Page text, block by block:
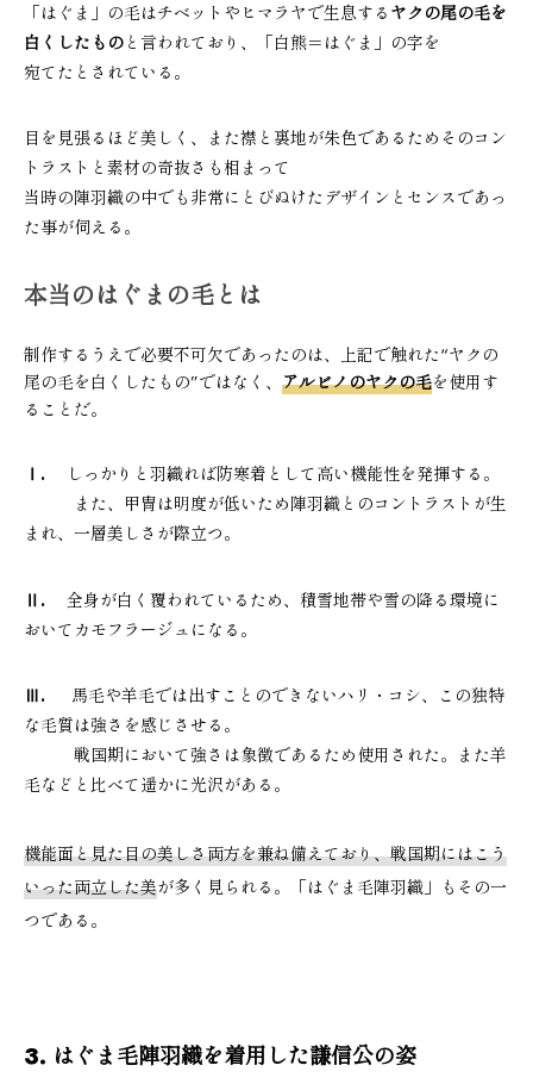
「はぐま」の毛はチベットやヒマラヤで生息する ヤクの尾の毛を
白くしたもの と言われており、「白熊＝はぐま」の字を
宛てたとされている。
目を見張るほど美しく、また襟と裏地が朱色であるためそのコン
トラストと素材の奇抜さも相まって
当時の陣羽織の中でも非常にとびぬけたデザインとセンスであっ
た事が伺える。
本当のはぐまの毛とは
制作するうえで必要不可欠であったのは、上記で触れた“ヤクの
尾の毛を白くしたもの”ではなく、 アルビノのヤクの毛を使用す
ることだ。
Ⅰ. しっかりと羽織れば防寒着として高い機能性を発揮する。
また、甲冑は明度が低いため陣羽織とのコントラストが生
まれ、一層美しさが際立つ。
Ⅱ. 全身が白く覆われているため、積雪地帯や雪の降る環境に
おいてカモフラージュになる。
Ⅲ. 馬毛や羊毛では出すことのできないハリ・コシ、この独特
な毛質は強さを感じさせる。
戦国期において強さは象徴であるため使用された。また羊
毛などと比べて遥かに光沢がある。
機能面と見た目の美しさ両方を兼ね備えており、戦国期にはこう
いった両立した美が多く見られる。「はぐま毛陣羽織」もその一
つである。
3. はぐま毛陣羽織を着用した謙信公の姿